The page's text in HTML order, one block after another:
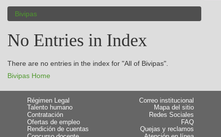
Bivipas
No Entries in Index
There are no entries in the index for "All of Bivipas".
Bivipas Home
Régimen Legal
Talento humano
Contratación
Ofertas de empleo
Rendición de cuentas
Correo institucional
Mapa del sitio
Redes Sociales
FAQ
Quejas y reclamos